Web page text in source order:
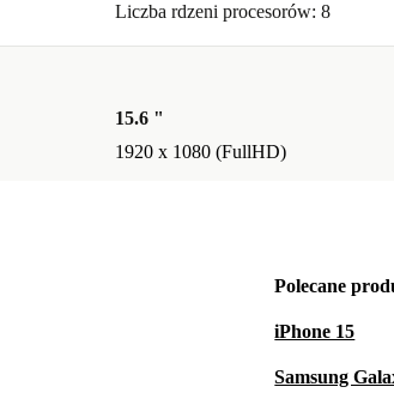
Liczba rdzeni procesorów: 8
15.6 "
1920 x 1080 (FullHD)
Polecane
iPhone 15
Samsung